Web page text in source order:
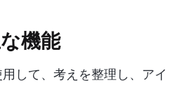
機能
用して、考えを整理し、アイ